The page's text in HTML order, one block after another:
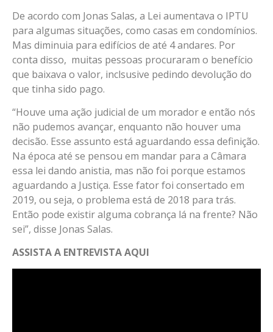
De acordo com Jonas Salas, a Lei aumentava o IPTU
para algumas situações, como casas em condomínios.
Mas diminuia para edifícios de até 4 andares. Por
conta disso, muitas pessoas procuraram o benefício
que baixava o valor, inclsusive pedindo devolução do
que tinha sido pago.
“Houve uma ação judicial de um morador e então nós
não pudemos avançar, enquanto não houver uma
decisão. Esse assunto está aguardando essa definição.
Na época até se pensou em mandar para a Câmara
essa lei dando anistia, mas não foi porque estamos
aguardando a Justiça. Esse fator foi consertado em
2019, ou seja, o problema está de 2018 para trás.
Então pode existir alguma cobrança lá na frente? Não
sei”, disse Jonas Salas.
ASSISTA A ENTREVISTA AQUI